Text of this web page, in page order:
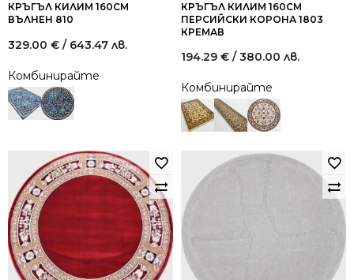
КРЪГЪЛ КИЛИМ 160СМ
ВЪЛНЕН 810
329.00 € / 643.47 лв.
Комбинирайте
КРЪГЪЛ КИЛИМ 160СМ
ПЕРСИЙСКИ КОРОНА 1803
КРЕМАВ
194.29 € / 380.00 лв.
Комбинирайте